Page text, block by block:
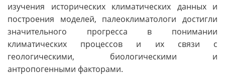
изучения исторических климатических данных и
построения моделей, палеоклиматологи достигли
значительного прогресса в понимании
климатических процессов и их связи с
геологическими, биологическими и
антропогенными факторами.